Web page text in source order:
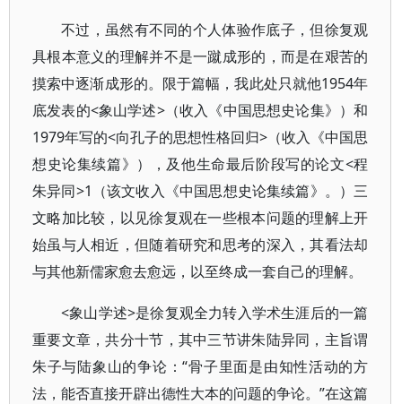
不过，虽然有不同的个人体验作底子，但徐复观
具根本意义的理解并不是一蹴成形的，而是在艰苦的
摸索中逐渐成形的。限于篇幅，我此处只就他1954年
底发表的<象山学述>（收入《中国思想史论集》）和
1979年写的<向孔子的思想性格回归>（收入《中国思
想史论集续篇》），及他生命最后阶段写的论文<程
朱异同>1（该文收入《中国思想史论集续篇》。）三
文略加比较，以见徐复观在一些根本问题的理解上开
始虽与人相近，但随着研究和思考的深入，其看法却
与其他新儒家愈去愈远，以至终成一套自己的理解。
<象山学述>是徐复观全力转入学术生涯后的一篇
重要文章，共分十节，其中三节讲朱陆异同，主旨谓
朱子与陆象山的争论：“骨子里面是由知性活动的方
法，能否直接开辟出德性大本的问题的争论。”在这篇